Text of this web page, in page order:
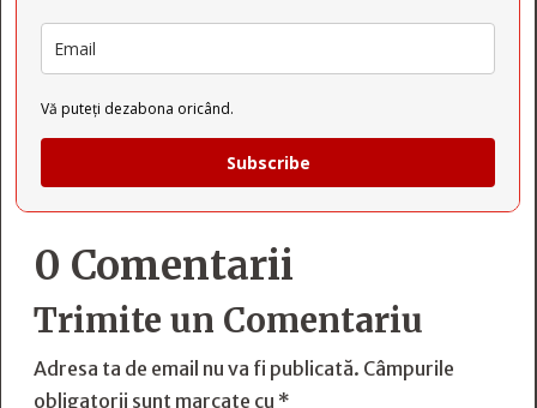
Vă puteți dezabona oricând.
Subscribe
0 Comentarii
Trimite un Comentariu
Adresa ta de email nu va fi publicată. Câmpurile
obligatorii sunt marcate cu *